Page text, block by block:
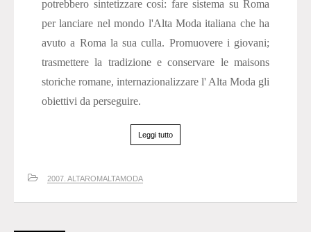
potrebbero sintetizzare così: fare sistema su Roma
per lanciare nel mondo l'Alta Moda italiana che ha
avuto a Roma la sua culla. Promuovere i giovani;
trasmettere la tradizione e conservare le maisons
storiche romane, internazionalizzare l' Alta Moda gli
obiettivi da perseguire.
Leggi tutto
2007. ALTAROMALTAMODA